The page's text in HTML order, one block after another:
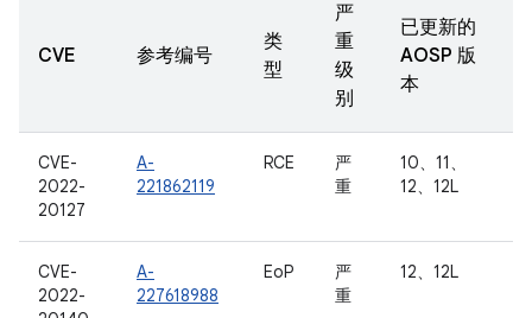
CVE 参考编号
类
型
严
重
级
别
已更新的
AOSP 版
本
CVE-
2022-
20127
A-
221862119
RCE
严
重
10、11、
12、12L
CVE-
2022-
A-
227618988
EoP
严
重
12、12L